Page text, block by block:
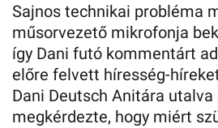
Sajnos technikai probléma
műsorvezető mikrofonja
így Dani futó kommentárt
előre felvett híresség-
Dani Deutsch Anitára
megkérdezte, hogy miért